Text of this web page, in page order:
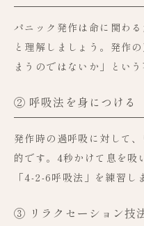
パニック発作は命に関わ
と理解しましょう。発作
まうのではないか」とい
② 呼吸法を身につける
発作時の過呼吸に対して
的です。4秒かけて息を吸
「4-2-6呼吸法」を練習し
③ リラクセーション技